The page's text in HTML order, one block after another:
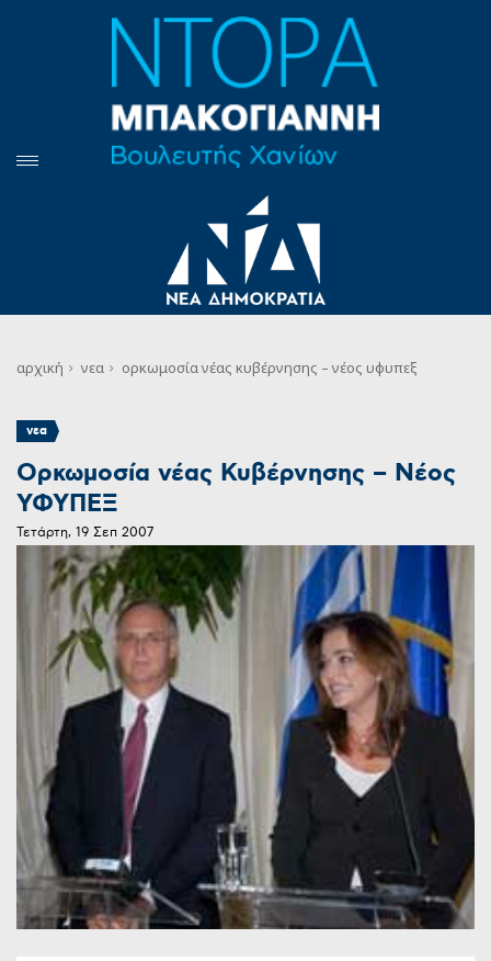
αρχική νεα ορκωμοσία νέας κυβέρνησης – νέος υφυπεξ
νεα
Ορκωμοσία νέας Κυβέρνησης – Νέος
ΥΦΥΠΕΞ
Τετάρτη, 19 Σεπ 2007